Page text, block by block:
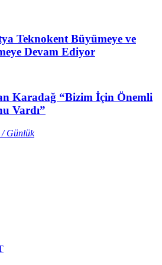
Teknokent Büyümeye ve
Devam Ediyor
Karadağ “Bizim İçin Önemli
Vardı”
/ Günlük